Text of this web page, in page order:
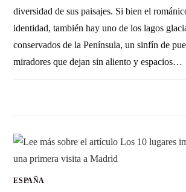
diversidad de sus paisajes. Si bien el
identidad, también hay uno de los lagos
conservados de la Península, un sinfín de
miradores que dejan sin aliento y espacios…
ESPAÑA